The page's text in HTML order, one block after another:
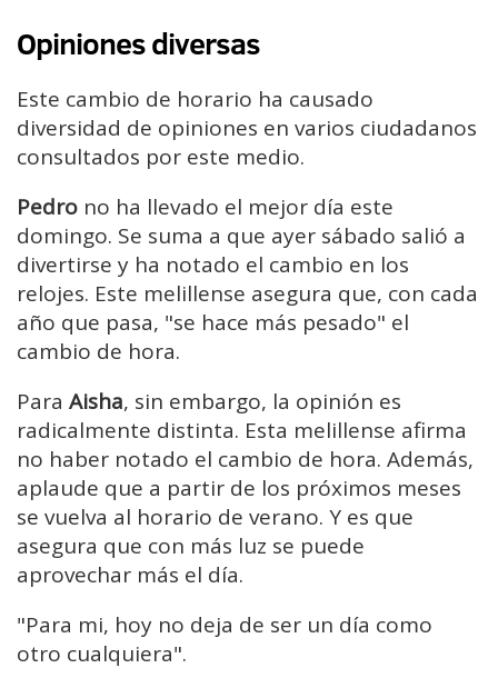
Opiniones diversas
Este cambio de horario ha causado
diversidad de opiniones en varios ciudadanos
consultados por este medio.
Pedro no ha llevado el mejor día este
domingo. Se suma a que ayer sábado salió a
divertirse y ha notado el cambio en los
relojes. Este melillense asegura que, con cada
año que pasa, "se hace más pesado" el
cambio de hora.
Para Aisha, sin embargo, la opinión es
radicalmente distinta. Esta melillense afirma
no haber notado el cambio de hora. Además,
aplaude que a partir de los próximos meses
se vuelva al horario de verano. Y es que
asegura que con más luz se puede
aprovechar más el día.
"Para mi, hoy no deja de ser un día como
otro cualquiera".